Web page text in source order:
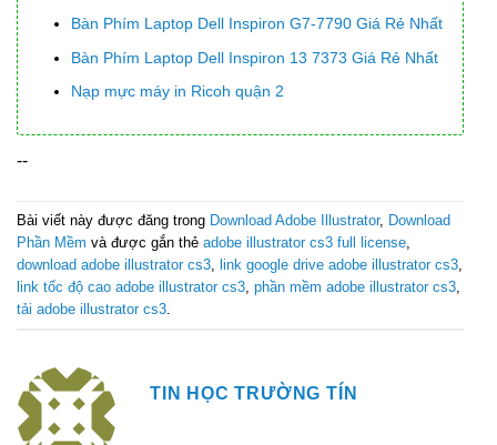
Bàn Phím Laptop Dell Inspiron G7-7790 Giá Rẻ Nhất
Bàn Phím Laptop Dell Inspiron 13 7373 Giá Rẻ Nhất
Nạp mực máy in Ricoh quận 2
--
Bài viết này được đăng trong Download Adobe Illustrator, Download
Phần Mềm và được gắn thẻ adobe illustrator cs3 full license
download adobe illustrator cs3 link google drive adobe illustrator cs3
link tốc độ cao adobe illustrator cs3 phần mềm adobe illustrator cs3
tải adobe illustrator cs3
TIN HỌC TRƯỜNG TÍN